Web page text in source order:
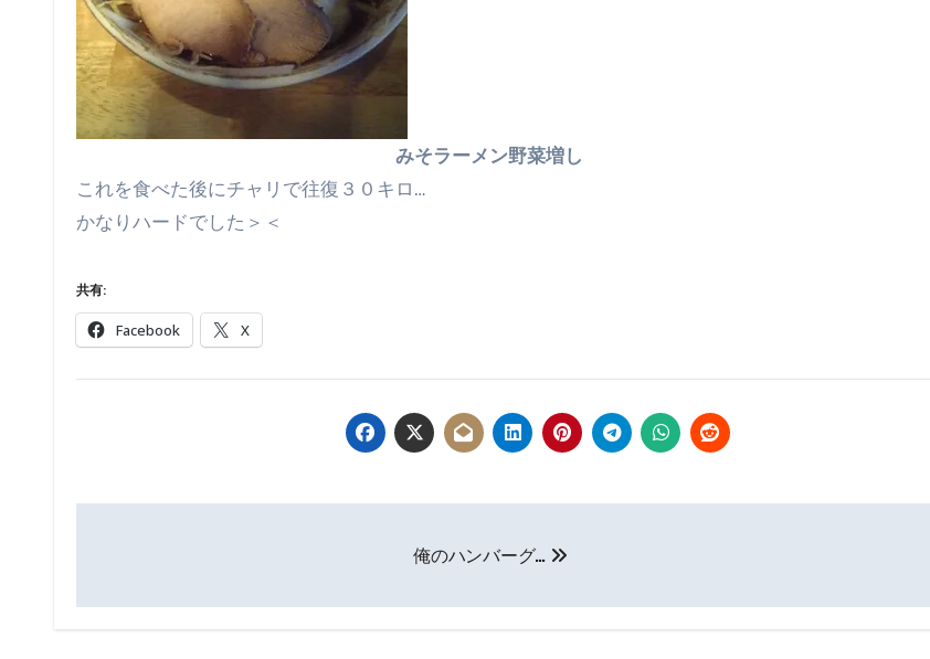
みそラーメン野菜増し
これを食べた後にチャリで往復３０キロ…
かなりハードでした＞＜
共有:
Facebook X
ナ
俺のハンバーグ…